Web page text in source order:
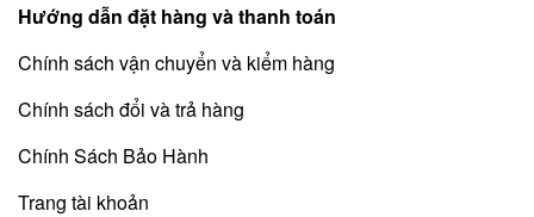
Hướng dẫn đặt hàng và thanh toán
Chính sách vận chuyển và kiểm hàng
Chính sách đổi và trả hàng
Chính Sách Bảo Hành
Trang tài khoản